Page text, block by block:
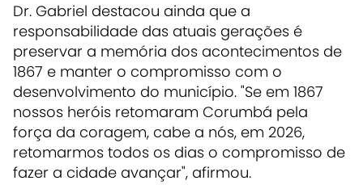
Dr. Gabriel destacou ainda que a
responsabilidade das atuais gerações é
preservar a memória dos acontecimentos de
1867 e manter o compromisso com o
desenvolvimento do município. "Se em 1867
nossos heróis retomaram Corumbá pela
força da coragem, cabe a nós, em 2026,
retomarmos todos os dias o compromisso de
fazer a cidade avançar", afirmou.